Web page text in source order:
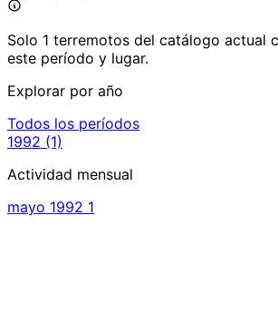
Solo 1 terremotos del catálogo actual
este período y lugar.
Explorar por año
Todos los períodos
1992 (1)
Actividad mensual
mayo 1992 1